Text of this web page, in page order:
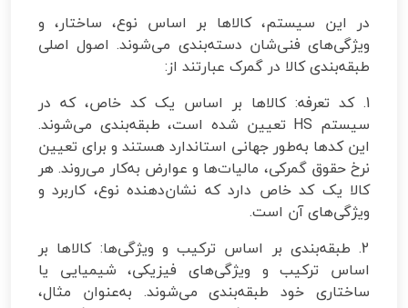
در این سیستم، کالاها بر اساس نوع، ساختار، و
ویژگی‌های فنی‌شان دسته‌بندی می‌شوند. اصول اصلی
طبقه‌بندی کالا در گمرک عبارتند از:
1. کد تعرفه: کالاها بر اساس یک کد خاص، که در
سیستم HS تعیین شده است، طبقه‌بندی می‌شوند.
این کدها به‌طور جهانی استاندارد هستند و برای تعیین
نرخ حقوق گمرکی، مالیات‌ها و عوارض به‌کار می‌روند. هر
کالا یک کد خاص دارد که نشان‌دهنده نوع، کاربرد و
ویژگی‌های آن است.
2. طبقه‌بندی بر اساس ترکیب و ویژگی‌ها: کالاها بر
اساس ترکیب و ویژگی‌های فیزیکی، شیمیایی یا
ساختاری خود طبقه‌بندی می‌شوند. به‌عنوان مثال،